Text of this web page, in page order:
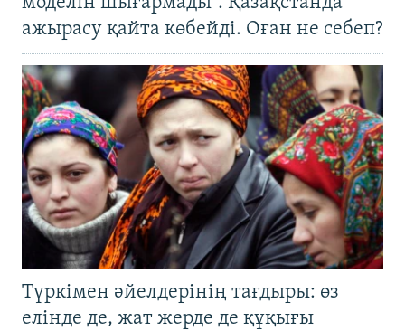
ажырасу қайта көбейді. Оған не себеп?
Түркімен әйелдерінің тағдыры: өз
елінде де, жат жерде де құқығы